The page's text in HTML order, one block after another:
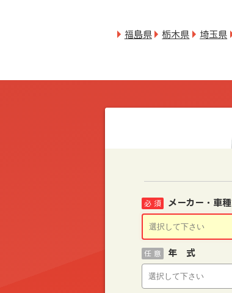
福島県 栃木県 埼玉県
メーカー・車種
必 須
年 式
任 意